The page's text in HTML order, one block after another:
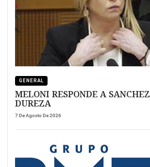
GENERAL
MELONI RESPONDE A SANCHEZ CON
DUREZA
7 De Agosto De 2026